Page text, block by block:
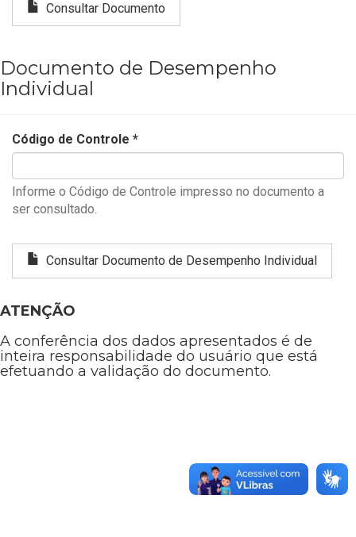
Consultar Documento
Documento de Desempenho
Individual
Código de Controle *
Informe o Código de Controle impresso no documento a
ser consultado.
Consultar Documento de Desempenho Individual
ATENÇÃO
A conferência dos dados apresentados é de
inteira responsabilidade do usuário que está
efetuando a validação do documento.